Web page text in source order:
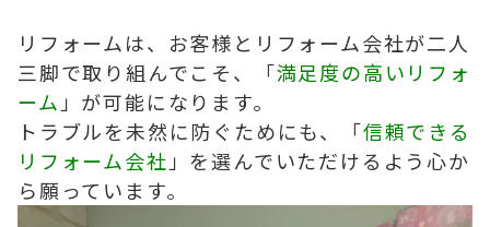
リフォームは、お客様とリフォーム会社が二人
三脚で取り組んでこそ、「満足度の高いリフォ
ーム 」が可能になります。
トラブルを未然に防ぐためにも、「信頼できる
リフォーム会社 」を選んでいただけるよう心か
ら願っています。